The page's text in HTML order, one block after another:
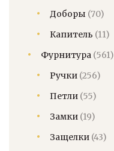
Доборы (70)
Капитель (11)
Фурнитура (561)
Ручки (256)
Петли (55)
Замки (19)
Защелки (43)